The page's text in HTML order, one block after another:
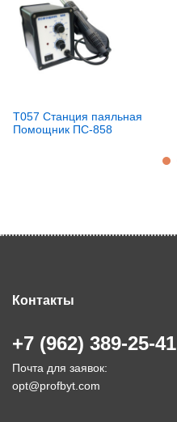
T057 Станция паяльная
Помощник ПС-858
Контакты
+7 (962) 389-25-41
Почта для заявок:
opt@profbyt.com